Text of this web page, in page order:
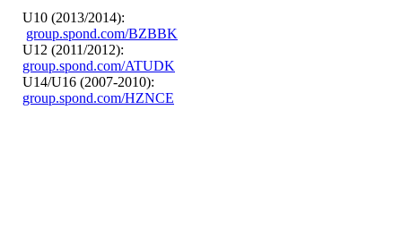
U10 (2013/2014):
group.spond.com/BZBBK
U12 (2011/2012):
group.spond.com/ATUDK
U14/U16 (2007-2010):
group.spond.com/HZNCE